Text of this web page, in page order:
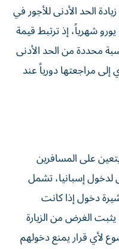
الحد الأدنى للأجور في
إسبانيا خلال العام الجاري إلى 1221 يورو شهرياً، إذ ترتبط قيمة
محددة من الحد الأدنى
إلى مراجعتها دورياً عند
يتعين على المسافرين
إسبانيا، تشمل
دخول إذا كانت
الغرض من الزيارة
لأي قرار يمنع دخولهم